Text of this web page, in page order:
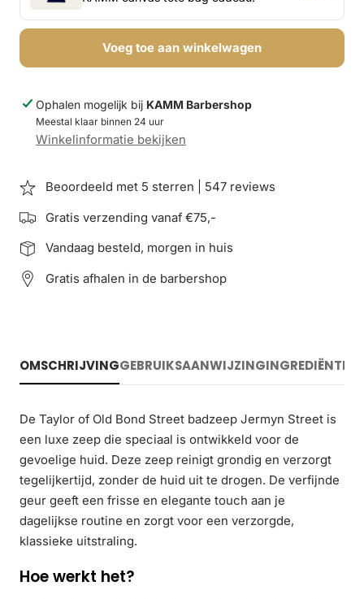
Voeg toe aan winkelwagen
Ophalen mogelijk bij KAMM Barbershop
Meestal klaar binnen 24 uur
Winkelinformatie bekijken
Beoordeeld met 5 sterren | 547 reviews
Gratis verzending vanaf €75,-
Vandaag besteld, morgen in huis
Gratis afhalen in de barbershop
OMSCHRIJVINGGEBRUIKSAANWIJZINGINGREDIËNTEN
De Taylor of Old Bond Street badzeep Jermyn Street is
een luxe zeep die speciaal is ontwikkeld voor de
gevoelige huid. Deze zeep reinigt grondig en verzorgt
tegelijkertijd, zonder de huid uit te drogen. De verfijnde
geur geeft een frisse en elegante touch aan je
dagelijkse routine en zorgt voor een verzorgde,
klassieke uitstraling.
Hoe werkt het?